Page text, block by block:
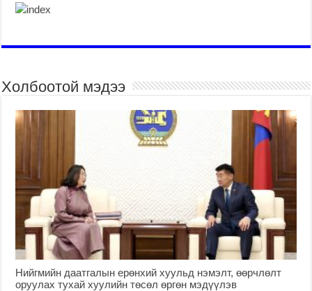
Холбоотой мэдээ
Нийгмийн даатгалын ерөнхий хуульд нэмэлт, өөрчлөлт
оруулах тухай хуулийн төсөл өргөн мэдүүлэв